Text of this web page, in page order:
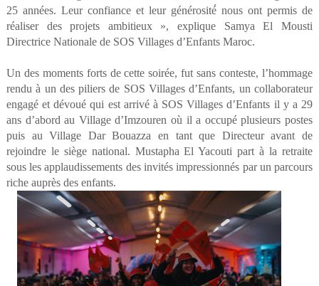
25 années. Leur confiance et leur générosité́ nous ont permis de
réaliser des projets ambitieux », explique Samya El Mousti
Directrice Nationale de SOS Villages d’Enfants Maroc.
Un des moments forts de cette soirée, fut sans conteste, l’hommage
rendu à un des piliers de SOS Villages d’Enfants, un collaborateur
engagé et dévoué qui est arrivé à SOS Villages d’Enfants il y a 29
ans d’abord au Village d’Imzouren où il a occupé plusieurs postes
puis au Village Dar Bouazza en tant que Directeur avant de
rejoindre le siège national. Mustapha El Yacouti part à la retraite
sous les applaudissements des invités impressionnés par un parcours
riche auprès des enfants.